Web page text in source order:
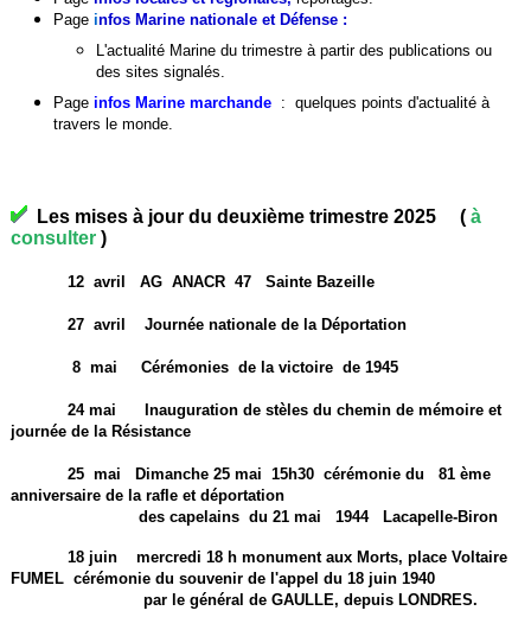
Pageinfos Marine nationale et Défense :
L'actualité Marine du trimestre à partir des publications ou
des sites signalés.
Pageinfos Marine marchande :quelques points d'actualité à
travers le monde.
Les mises à jour du deuxième trimestre 2025 (à
consulter )
12 avril AG ANACR 47 Sainte Bazeille
27 avril Journée nationale de la Déportation
8 mai Cérémonies de la victoire de 1945
24 mai Inauguration de stèles du chemin de mémoire et
journée de la Résistance
25 mai Dimanche 25 mai 15h30 cérémonie du 81 ème
anniversaire de la rafle et déportation
des capelains du 21 mai 1944 Lacapelle-Biron
18 juin mercredi 18 h monument aux Morts, place Voltaire
FUMEL cérémonie du souvenir de l'appel du 18 juin 1940
par le général de GAULLE, depuis LONDRES.